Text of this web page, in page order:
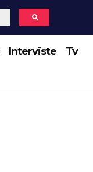
Interviste Tv